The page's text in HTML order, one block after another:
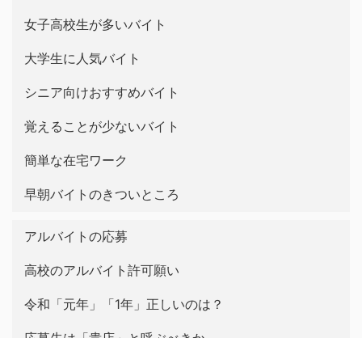
女子高校生が多いバイト
大学生に人気バイト
シニア向けおすすめバイト
覚えることが少ないバイト
簡単な在宅ワーク
早朝バイトのきついところ
アルバイトの応募
高校のアルバイト許可願い
令和「元年」「1年」正しいのは？